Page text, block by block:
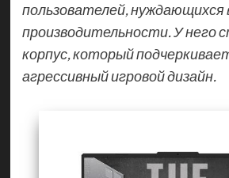
пользователей, нуждающихся
производительности. У него
корпус, который
агрессивный игровой дизайн.